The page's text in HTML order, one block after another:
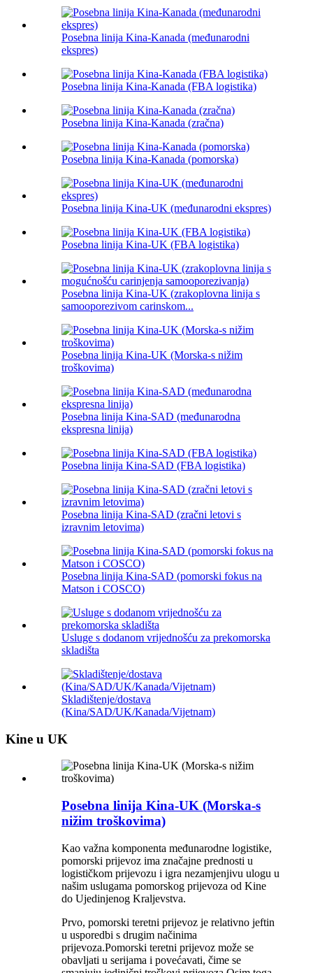
Posebna linija Kina-Kanada (međunarodni
ekspres)
Posebna linija Kina-Kanada (FBA logistika)
Posebna linija Kina-Kanada (zračna)
Posebna linija Kina-Kanada (pomorska)
Posebna linija Kina-UK (međunarodni ekspres)
Posebna linija Kina-UK (FBA logistika)
Posebna linija Kina-UK (zrakoplovna linija s
samooporezivom carinskom...
Posebna linija Kina-UK (Morska-s nižim
troškovima)
Posebna linija Kina-SAD (međunarodna
ekspresna linija)
Posebna linija Kina-SAD (FBA logistika)
Posebna linija Kina-SAD (zračni letovi s
izravnim letovima)
Posebna linija Kina-SAD (pomorski fokus na
Matson i COSCO)
Usluge s dodanom vrijednošću za prekomorska
skladišta
Skladištenje/dostava
(Kina/SAD/UK/Kanada/Vijetnam)
Kine u UK
Posebna linija Kina-UK (Morska-s
nižim troškovima)
Kao važna komponenta međunarodne logistike,
pomorski prijevoz ima značajne prednosti u
logističkom prijevozu i igra nezamjenjivu ulogu u
našim uslugama pomorskog prijevoza od Kine
do Ujedinjenog Kraljevstva.
Prvo, pomorski teretni prijevoz je relativno jeftin
u usporedbi s drugim načinima
prijevoza.Pomorski teretni prijevoz može se
obavljati u serijama i povećavati, čime se